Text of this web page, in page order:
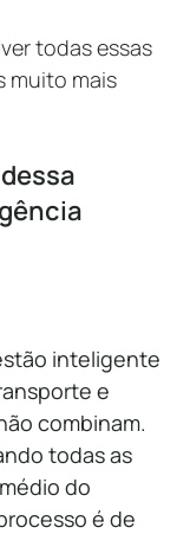
todas essas
muito mais
inteligente
e
combinam.
todas as
do
é de